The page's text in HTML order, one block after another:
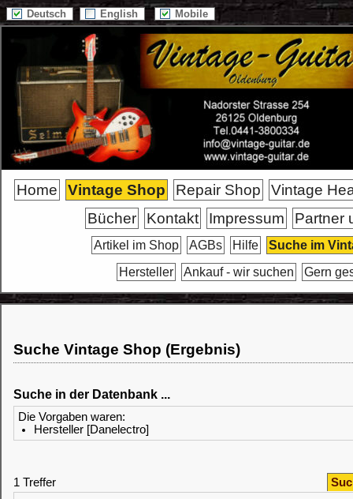
Deutsch English Mobile
Home Vintage Shop Repair Shop
Vintage
Bücher
Kontakt Impressum Partner
Artikel im Shop AGBs Hilfe
Suche im
Hersteller
Ankauf - wir suchen Gern
Suche Vintage Shop (Ergebnis)
Suche in der Datenbank ...
Die Vorgaben waren:
Hersteller [Danelectro]
1 Treffer